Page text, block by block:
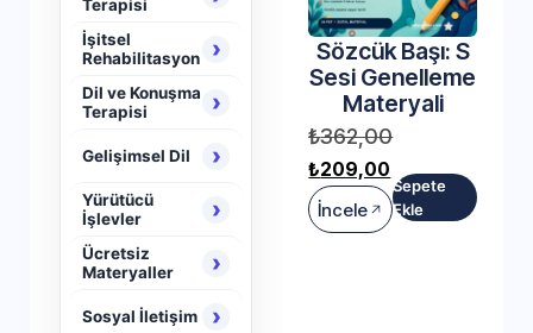
Terapisi
İşitsel
Rehabilitasyon
›
Dil ve Konuşma
Terapisi
›
Gelişimsel Dil ›
Yürütücü
İşlevler
›
Ücretsiz
Materyaller
›
Sosyal İletişim ›
Sözcük Başı: S
Sesi Genelleme
Materyali
₺362,00
₺209,00
İncele
Sepete
Ekle